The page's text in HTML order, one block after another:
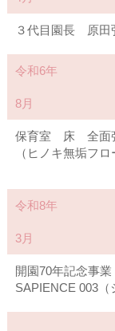
３代目園長 原
令和6年
8月
保育室 床 全面
（ヒノキ無垢フロ
令和8年
3月
開園70年記念事
SAPIENCE 003